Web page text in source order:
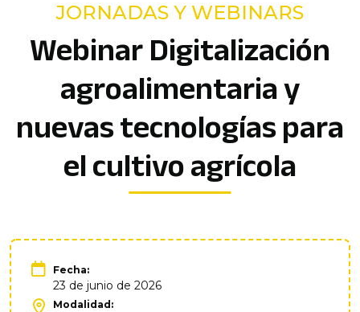
JORNADAS Y WEBINARS
Webinar Digitalización
agroalimentaria y
nuevas tecnologías para
el cultivo agrícola
Fecha:
23 de junio de 2026
Modalidad: